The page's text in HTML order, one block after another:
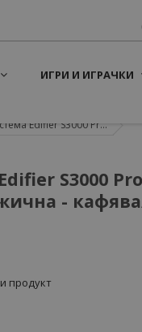
ИГРИ И ИГРАЧКИ
Edifier S3000 Pr...
S3000 Pro
-
продукт